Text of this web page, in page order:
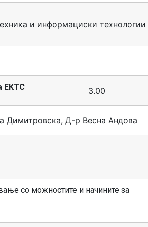
и информациски технологии
ЕКТС 3.00
Димитровска, Д-р Весна Андова
со можностите и начините за